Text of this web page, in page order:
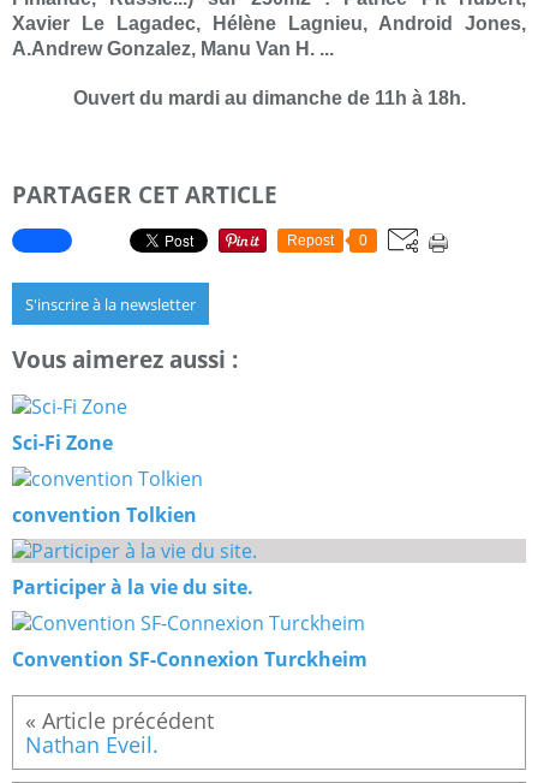
Xavier Le Lagadec, Hélène Lagnieu, Android Jones,
A.Andrew Gonzalez, Manu Van H. ...
Ouvert du mardi au dimanche de 11h à 18h.
PARTAGER CET ARTICLE
Repost 0
S'inscrire à la newsletter
Vous aimerez aussi :
Sci-Fi Zone
convention Tolkien
Participer à la vie du site.
Convention SF-Connexion Turckheim
Nathan Eveil.